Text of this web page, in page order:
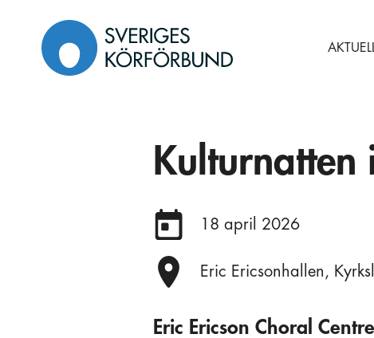
innehåll
Kulturnatten
Datum:
18 april 2026
Plats:
Eric Ericsonhallen,
Eric Ericson Choral